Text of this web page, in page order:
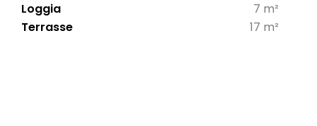
Loggia
7 m²
Terrasse
17 m²